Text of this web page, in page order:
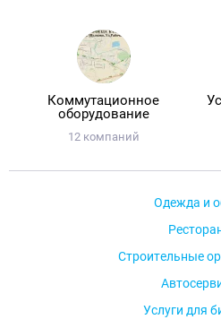
Коммутационное
оборудование
12 компаний
Одежда и
Строительные
Услуги для